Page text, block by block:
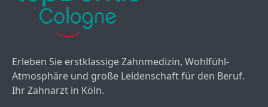
Erleben Sie erstklassige Zahnmedizin, Wohlfühl-
Atmosphäre und große Leidenschaft für den Beruf.
Ihr Zahnarzt in Köln.